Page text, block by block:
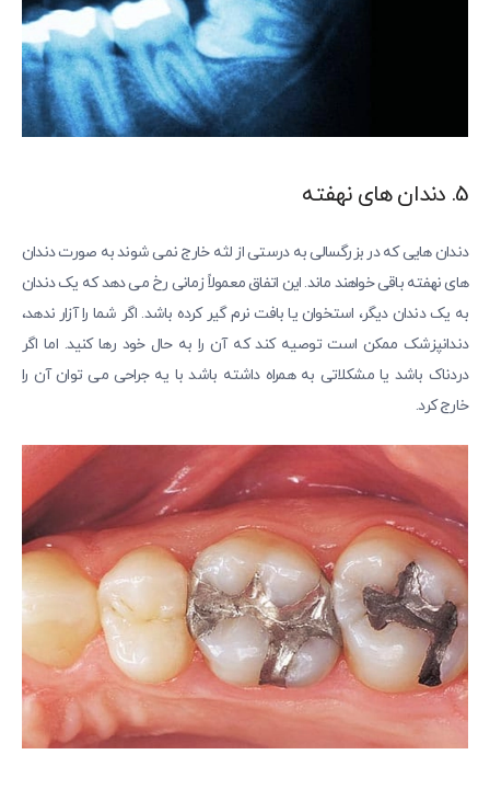
5. دندان های نهفته
دندان هایی که در بزرگسالی به درستی از لثه خارج نمی شوند به صورت دندان
های نهفته باقی خواهند ماند. این اتفاق معمولاً زمانی رخ می دهد که یک دندان
به یک دندان دیگر، استخوان یا بافت نرم گیر کرده باشد. اگر شما را آزار ندهد،
دندانپزشک ممکن است توصیه کند که آن را به حال خود رها کنید. اما اگر
دردناک باشد یا مشکلاتی به همراه داشته باشد با یه جراحی می توان آن را
خارج کرد.